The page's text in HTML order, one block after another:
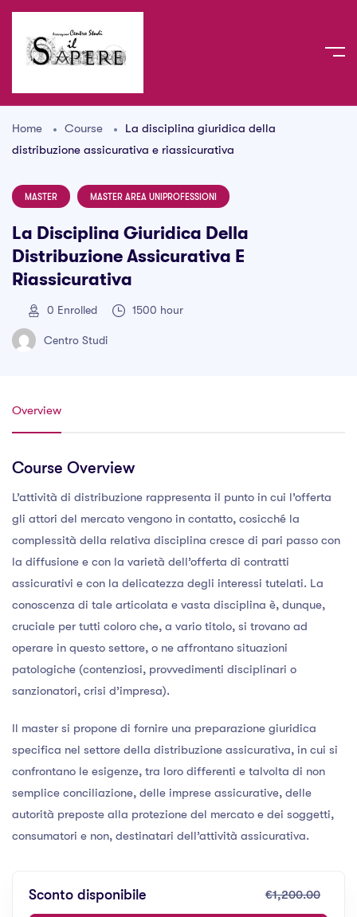
Home Course
La disciplina giuridica della
distribuzione assicurativa e riassicurativa
MASTER MASTER AREA UNIPROFESSIONI
La Disciplina Giuridica Della
Distribuzione Assicurativa E
Riassicurativa
0 Enrolled 1500 hour
Centro Studi
Overview
Course Overview
L’attività di distribuzione rappresenta il punto in cui l’offerta
gli attori del mercato vengono in contatto, cosicché la
complessità della relativa disciplina cresce di pari passo con
la diffusione e con la varietà dell’offerta di contratti
assicurativi e con la delicatezza degli interessi tutelati. La
conoscenza di tale articolata e vasta disciplina è, dunque,
cruciale per tutti coloro che, a vario titolo, si trovano ad
operare in questo settore, o ne affrontano situazioni
patologiche (contenziosi, provvedimenti disciplinari o
sanzionatori, crisi d’impresa).
Il master si propone di fornire una preparazione giuridica
specifica nel settore della distribuzione assicurativa, in cui si
confrontano le esigenze, tra loro differenti e talvolta di non
semplice conciliazione, delle imprese assicurative, delle
autorità preposte alla protezione del mercato e dei soggetti,
consumatori e non, destinatari dell’attività assicurativa.
Sconto disponibile €1,200.00